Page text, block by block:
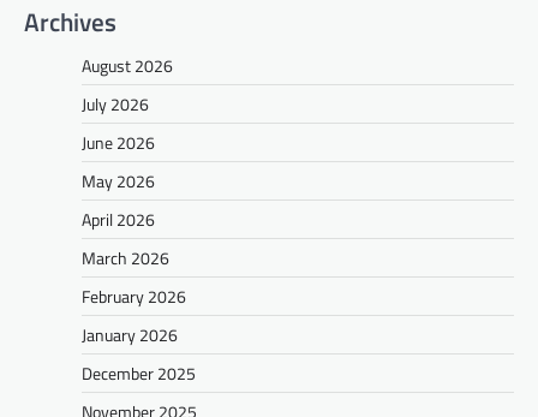
Archives
August 2026
July 2026
June 2026
May 2026
April 2026
March 2026
February 2026
January 2026
December 2025
November 2025